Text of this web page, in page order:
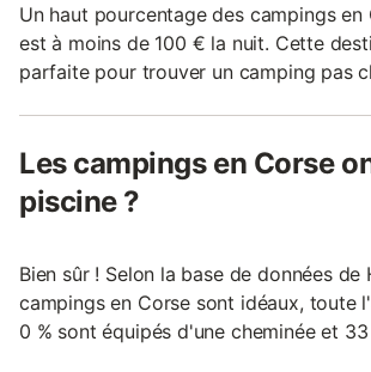
Un haut pourcentage des campings en
est à moins de 100 € la nuit. Cette
parfaite pour trouver un camping pas
Les campings en Corse
piscine ?
Bien sûr ! Selon la base de données de
campings en Corse sont idéaux, toute
0 % sont équipés d'une cheminée et